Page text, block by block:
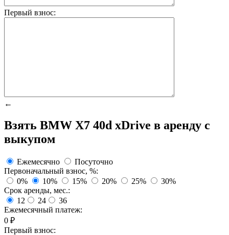
Первый взнос:
←
Взять BMW X7 40d xDrive в аренду с
выкупом
Ежемесячно
Посуточно
Первоначальный взнос, %:
0%
10% 15% 20% 25%
30%
Срок аренды, мес.:
12
24
36
Ежемесячный платеж:
0 ₽
Первый взнос: